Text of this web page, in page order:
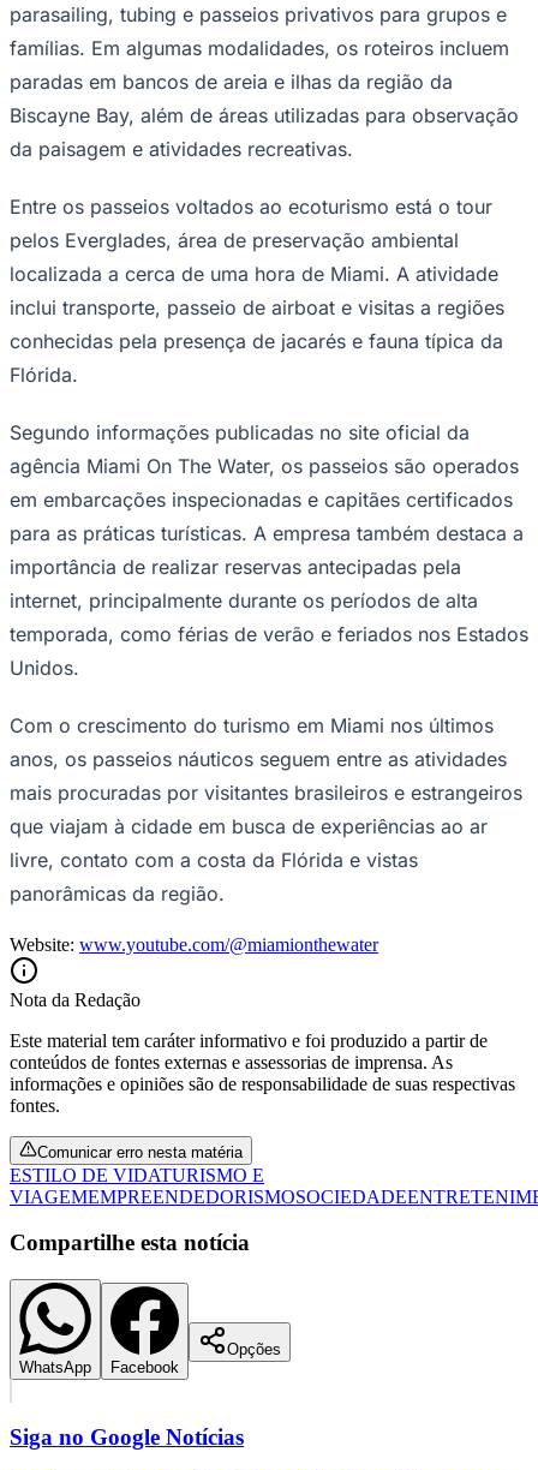
São Paulo
Santos
parasailing, tubing e passeios privativos para grupos e
famílias. Em algumas modalidades, os roteiros incluem
paradas em bancos de areia e ilhas da região da
Biscayne Bay, além de áreas utilizadas para observação
da paisagem e atividades recreativas.
Entre os passeios voltados ao ecoturismo está o tour
pelos Everglades, área de preservação ambiental
localizada a cerca de uma hora de Miami. A atividade
inclui transporte, passeio de airboat e visitas a regiões
conhecidas pela presença de jacarés e fauna típica da
Flórida.
Segundo informações publicadas no site oficial da
agência Miami On The Water, os passeios são operados
em embarcações inspecionadas e capitães certificados
para as práticas turísticas. A empresa também destaca a
importância de realizar reservas antecipadas pela
internet, principalmente durante os períodos de alta
temporada, como férias de verão e feriados nos Estados
Unidos.
Com o crescimento do turismo em Miami nos últimos
anos, os passeios náuticos seguem entre as atividades
mais procuradas por visitantes brasileiros e estrangeiros
que viajam à cidade em busca de experiências ao ar
livre, contato com a costa da Flórida e vistas
panorâmicas da região.
Website: www.youtube.com/@miamionthewater
Nota da Redação
Este material tem caráter informativo e foi produzido a partir de
conteúdos de fontes externas e assessorias de imprensa. As
informações e opiniões são de responsabilidade de suas respectivas
fontes.
Comunicar erro nesta matéria
ESTILO DE VIDATURISMO E
VIAGEMEMPREENDEDORISMOSOCIEDADE
Compartilhe esta notícia
WhatsApp Facebook
Opções
Siga no Google Notícias